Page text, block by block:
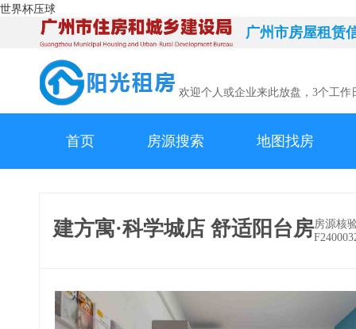
世界杯压球
广州市房屋租赁
欢迎个人或企业来此放盘，3个工作
首页 房源搜索 地图找房
建方寓·科学城店 舒适阳台房房源核